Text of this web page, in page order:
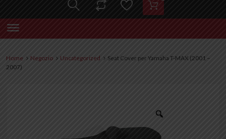
Home Negozio Uncategorized
Seat Cover per Yamaha T-MAX (2001 –
2007)